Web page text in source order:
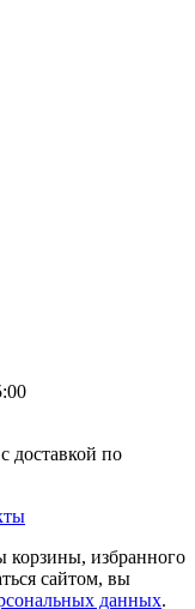
доставкой по
избранного
сайтом, вы
данных.